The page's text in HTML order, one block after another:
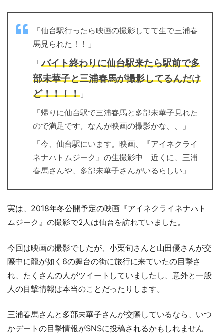
「仙台駅行ったら映画の撮影してて生で三浦春
馬見られた！！」
「バイト終わりに仙台駅来たら駅前で多
部未華子と三浦春馬が撮影してるんだけ
ど！！！！ 」
「帰りに仙台駅で三浦春馬と多部未華子見れた
ので満足です。なんか映画の撮影かな、、」
「今、仙台駅にいます。映画、『アイネクライ
ネナハトムジーク』の生撮影中 近くに、三浦
春馬さんや、多部未華子さんがいるらしい」
実は、2018年冬公開予定の映画『アイネクライネナハト
ムジーク』の撮影で2人は仙台を訪れていました。
今回は映画の撮影でしたが、小栗旬さんと山田優さんが交
際中に龍が如く6の舞台の街に旅行に来ていたの目撃さ
れ、たくさんの人がツイートしていましたし、意外と一般
人の目撃情報は本当のことだったりします。
三浦春馬さんと多部未華子さんが交際しているなら、いつ
かデートの目撃情報がSNSに投稿されるかもしれません